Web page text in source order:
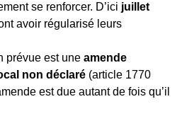
se renforcer. D’ici juillet
avoir régularisé leurs
prévue est une amende
non déclaré (article 1770
est due autant de fois qu’il